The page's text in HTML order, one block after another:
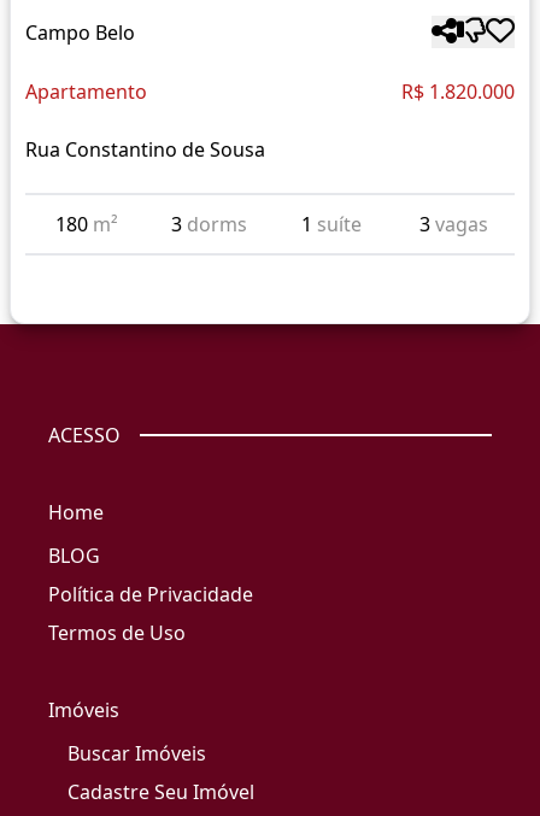
Campo Belo
Apartamento R$ 1.820.000
Rua Constantino de Sousa
180 m² 3 dorms 1 suíte 3vagas
ACESSO
Home
BLOG
Política de Privacidade
Termos de Uso
Imóveis
Buscar Imóveis
Cadastre Seu Imóvel